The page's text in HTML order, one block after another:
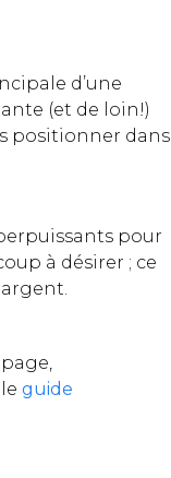
d’une
(et de loin!)
positionner dans
pour
à désirer ; ce
guide